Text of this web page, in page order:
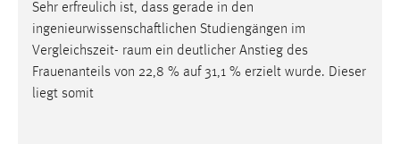
Sehr erfreulich ist, dass gerade in den
ingenieurwissenschaftlichen Studiengängen im
Vergleichszeit- raum ein deutlicher Anstieg des
Frauenanteils von 22,8 % auf 31,1 % erzielt wurde. Dieser
liegt somit